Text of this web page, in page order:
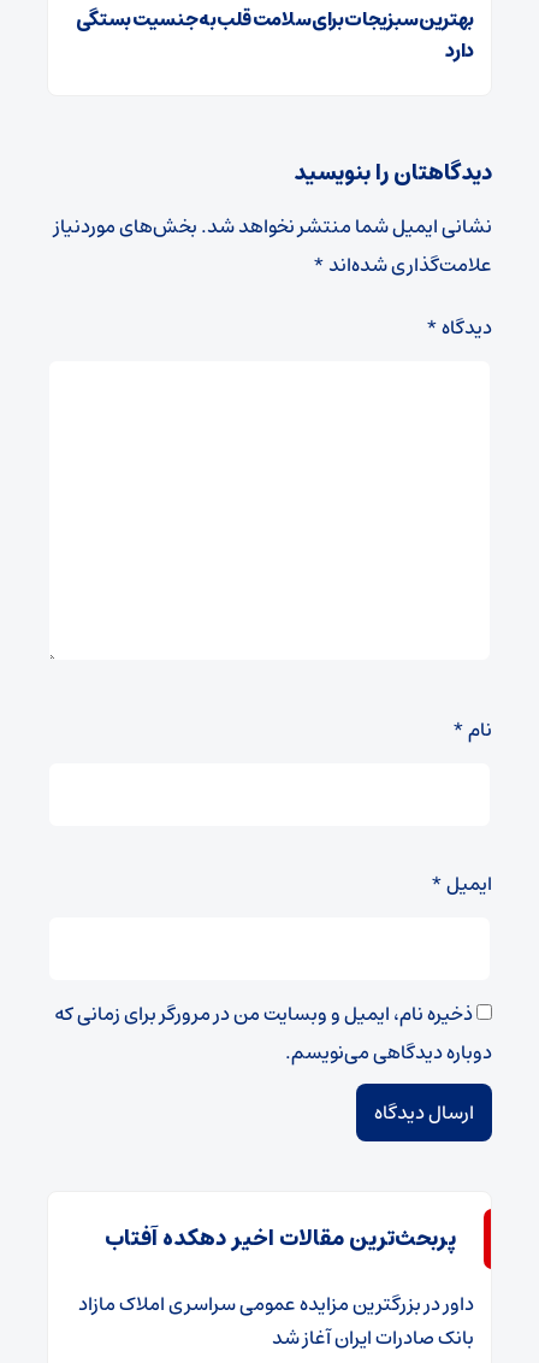
بهترین سبزیجات برای سلامت قلب به جنسیت بستگی
دارد
دیدگاهتان را بنویسید
نشانی ایمیل شما منتشر نخواهد شد.بخش‌های موردنیاز
علامت‌گذاری شده‌اند*
دیدگاه*
نام*
ایمیل*
ذخیره نام، ایمیل و وبسایت من در مرورگر برای زمانی که
دوباره دیدگاهی می‌نویسم.
پربحث‌ترین مقالات اخیر دهکده آفتاب
داوردر​بزرگترین مزایده عمومی سراسری املاک مازاد
بانک صادرات ایران آغاز شد